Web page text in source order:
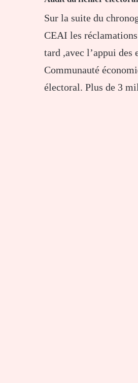
Sur la suite du
CEAI les
tard ,avec l’appui
Communauté
électoral. Plus de 3